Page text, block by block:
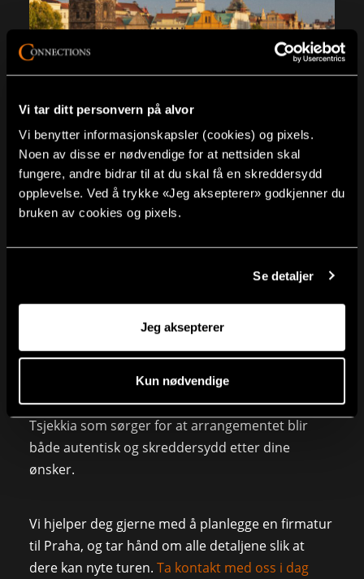
Vi tar ditt personvern på alvor
Vi benytter informasjonskapsler (cookies) og pixels.
Noen av disse er nødvendige for at nettsiden skal
fungere, andre bidrar til at du skal få en skreddersydd
opplevelse. Ved å trykke «Jeg aksepterer» godkjenner du
bruken av cookies og pixels.
Se detaljer
Jeg aksepterer
Kun nødvendige
Praha er en av Europas vakreste byer
Hvorfor velge Praha som destinasjon for din
neste bedriftsreise?
typer grupper, enten det er en firmatur,
kundearrangement, vennetur eller en workation.
Med Connections som din partner, kan du være
trygg på at firmaturen blir en suksess. Vi har et
solid nettverk av lokale samarbeidspartnere i
Tsjekkia som sørger for at arrangementet blir
både autentisk og skreddersydd etter dine
ønsker.
Vi hjelper deg gjerne med å planlegge en firmatur
til Praha, og tar hånd om alle detaljene slik at
dere kan nyte turen. Ta kontakt med oss i dag